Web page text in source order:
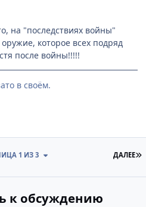
на "последствиях войны"
которое всех подряд
после войны!!!!!
в своём.
ДАЛЕЕ
1 ИЗ 3
к обсуждению